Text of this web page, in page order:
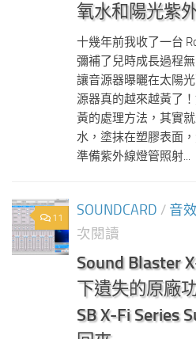
氧水和陽光紫
十幾年前我收了一台
彌補了兒時成長過程
讓音源器曝曬在太陽
源器真的越來越黃了
黃的處理方法，其實
水，塗抹在塑膠表面
準備紫外線燈管照射...
11 SOUNDCARD / 音
次閱讀
Sound Blaster
下遺失的原廠
SB X-Fi Series